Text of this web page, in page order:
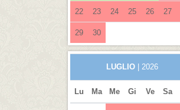
22 23 24 25 26 27
29 30
LUGLIO | 2026
Lu Ma Me Gi Ve Sa